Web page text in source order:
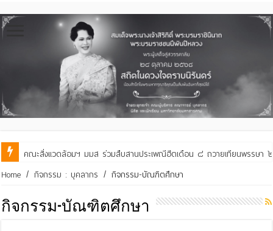
คณะสิ่งแวดล้อมฯ มมส ร่วมสืบสานประเพณีฮีตเดือน ๘ ถวายเทียนพรรษา ๒
คณะสิ่งแวดล้อมฯ มมส ร่วมต้อนรับและแลกเปลี่ยนเรียนรู้กับบัณฑิตวิทยาลัย ใน
Home / กิจกรรม : บุคลากร / กิจกรรม-บัณฑิตศึกษา
กิจกรรม-บัณฑิตศึกษา